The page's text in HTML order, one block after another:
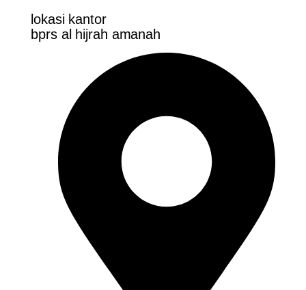
lokasi kantor
bprs al hijrah amanah